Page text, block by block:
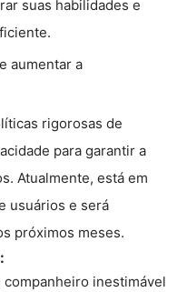
suas habilidades e
aumentar a
rigorosas de
para garantir a
Atualmente, está em
usuários e será
próximos meses.
inestimável